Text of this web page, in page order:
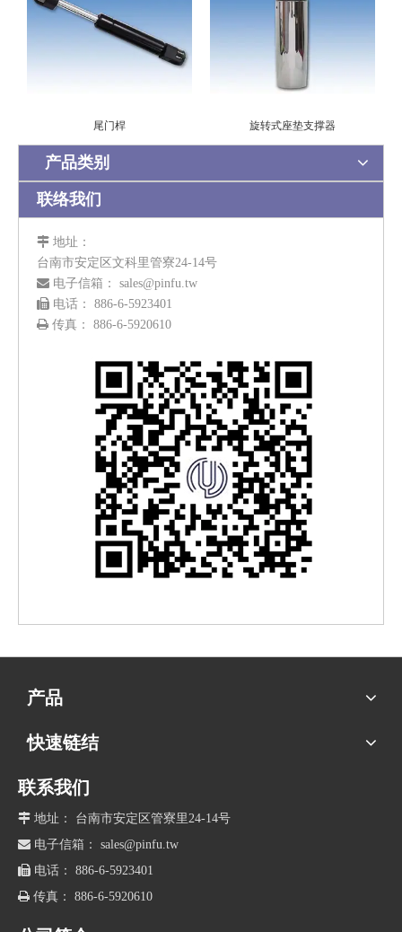
尾门桿 旋转式座垫支撑器
产品类别
联络我们
 地址：
台南市安定区文科里管寮24-14号
 电子信箱： sales@pinfu.tw
 电话： 886-6-5923401
 传真： 886-6-5920610
产品
快速链结
联系我们
 地址： 台南市安定区管寮里24-14号
 电子信箱： sales@pinfu.tw
 电话： 886-6-5923401
 传真： 886-6-5920610